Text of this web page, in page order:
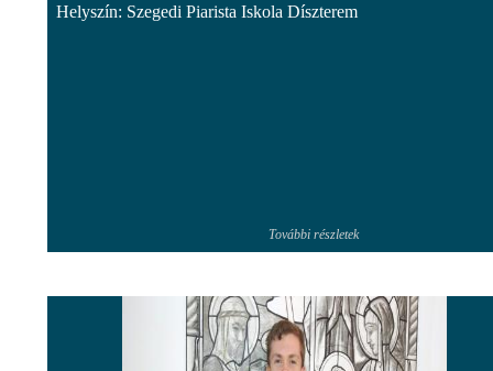
Helyszín: Szegedi Piarista Iskola Díszterem
További részletek